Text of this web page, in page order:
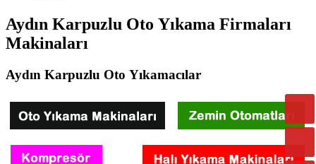
Aydın Karpuzlu Oto Yıkama Firmaları
Makinaları
Aydın Karpuzlu Oto Yıkamacılar